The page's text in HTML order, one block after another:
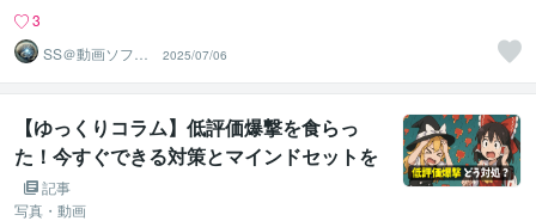
3
SS＠動画ソフト
ウェアエンジニ
ア
2025/07/06
【ゆっくりコラム】低評価爆撃を食らっ
た！今すぐできる対策とマインドセットを
解説します！
記事
写真・動画